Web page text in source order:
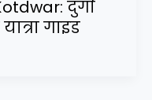
दुर्गा
गाइड